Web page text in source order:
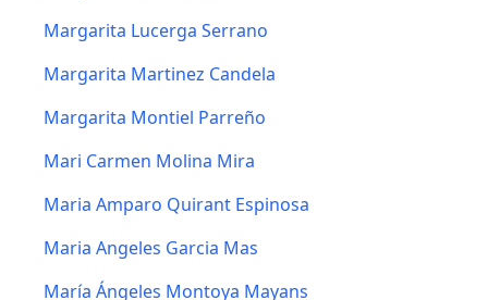
Margarita Lucerga Serrano
Margarita Martinez Candela
Margarita Montiel Parreño
Mari Carmen Molina Mira
Maria Amparo Quirant Espinosa
Maria Angeles Garcia Mas
María Ángeles Montoya Mayans